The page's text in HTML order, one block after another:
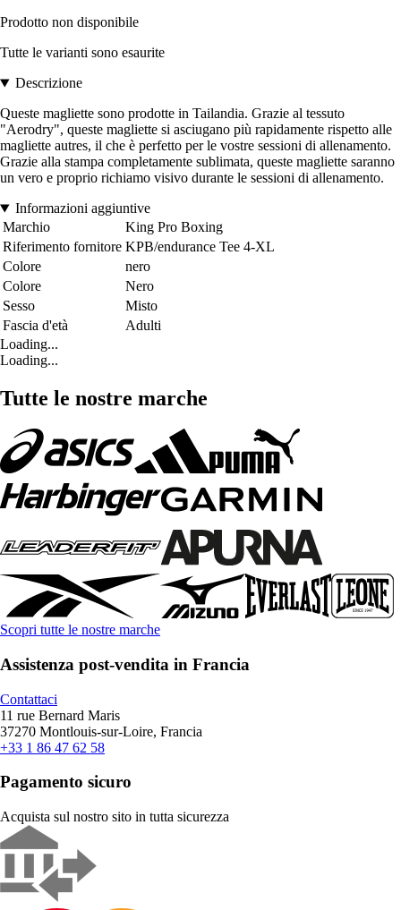
Prodotto non disponibile
Tutte le varianti sono esaurite
Descrizione
Queste magliette sono prodotte in Tailandia. Grazie al tessuto
"Aerodry", queste magliette si asciugano più rapidamente rispetto alle
magliette autres, il che è perfetto per le vostre sessioni di allenamento.
Grazie alla stampa completamente sublimata, queste magliette saranno
un vero e proprio richiamo visivo durante le sessioni di allenamento.
Informazioni aggiuntive
Marchio
King Pro Boxing
Riferimento fornitore KPB/endurance Tee 4-XL
Colore
nero
Colore
Nero
Sesso
Misto
Fascia d'età
Adulti
Loading...
Loading...
Tutte le nostre marche
Scopri tutte le nostre marche
Assistenza post-vendita in Francia
Contattaci
11 rue Bernard Maris
37270 Montlouis-sur-Loire, Francia
+33 1 86 47 62 58
Pagamento sicuro
Acquista sul nostro sito in tutta sicurezza